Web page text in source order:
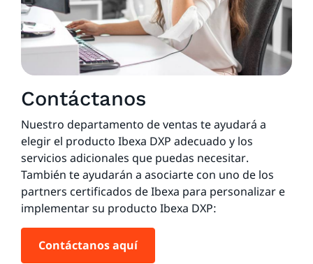
Contáctanos
Nuestro departamento de ventas te ayudará a
elegir el producto Ibexa DXP adecuado y los
servicios adicionales que puedas necesitar.
También te ayudarán a asociarte con uno de los
partners certificados de Ibexa para personalizar e
implementar su producto Ibexa DXP:
Contáctanos aquí